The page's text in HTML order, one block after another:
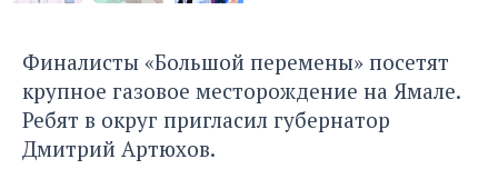
Финалисты «Большой перемены» посетят
крупное газовое месторождение на Ямале.
Ребят в округ пригласил губернатор
Дмитрий Артюхов.